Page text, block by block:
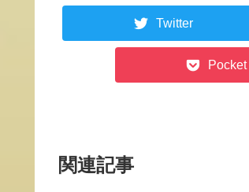
Twitter
Pocket
関連記事